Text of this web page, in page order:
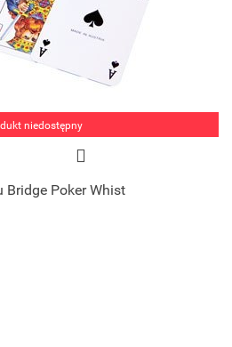
niedostępny
Bridge Poker Whist